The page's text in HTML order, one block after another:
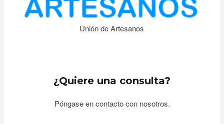
Unión de Artesanos
¿Quiere una consulta?
Póngase en contacto con nosotros.